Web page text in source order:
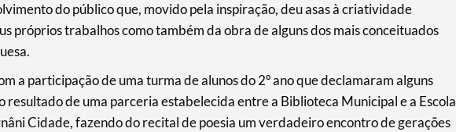
do público que, movido pela inspiração, deu asas à criatividade
próprios trabalhos como também da obra de alguns dos mais conceituados
a participação de uma turma de alunos do 2º ano que declamaram alguns
resultado de uma parceria estabelecida entre a Biblioteca Municipal e a Escola
Cidade, fazendo do recital de poesia um verdadeiro encontro de gerações